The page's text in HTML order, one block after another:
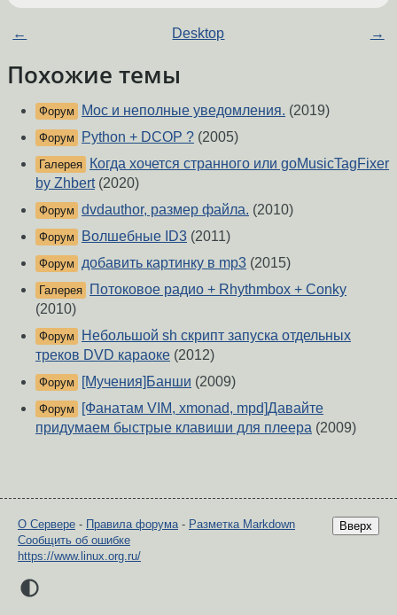
← Desktop →
Похожие темы
Форум Moc и неполные уведомления. (2019)
Форум Python + DCOP ? (2005)
Галерея
Когда хочется странного или goMusicTagFixer
by Zhbert(2020)
Форум dvdauthor, размер файла. (2010)
Форум Волшебные ID3 (2011)
Форум добавить картинку в mp3 (2015)
Галерея
Потоковое радио + Rhythmbox + Conky
(2010)
Форум
Небольшой sh скрипт запуска отдельных
треков DVD караоке (2012)
Форум [Мучения]Банши (2009)
Форум
[Фанатам VIM, xmonad, mpd]Давайте
придумаем быстрые клавиши для плеера (2009)
Вверх
О Сервере - Правила форума- Разметка Markdown
Сообщить об ошибке
https://www.linux.org.ru/